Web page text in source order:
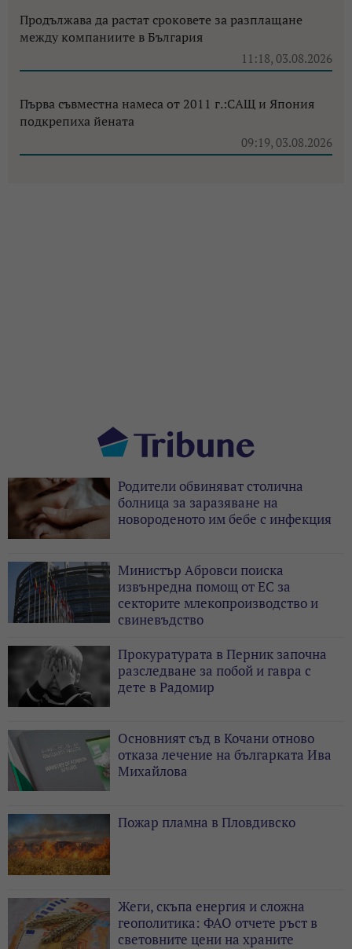
Продължава да растат сроковете за разплащане
между компаниите в България
11:18, 03.08.2026
Първа съвместна намеса от 2011 г.:САЩ и Япония
подкрепиха йената
09:19, 03.08.2026
Родители обвиняват столична
болница за заразяване на
новороденото им бебе с инфекция
Министър Абровси поиска
извънредна помощ от ЕС за
секторите млекопроизводство и
свиневъдство
Прокуратурата в Перник започна
разследване за побой и гавра с
дете в Радомир
Основният съд в Кочани отново
отказа лечение на българката Ива
Михайлова
Пожар пламна в Пловдивско
Жеги, скъпа енергия и сложна
геополитика: ФАО отчете ръст в
световните цени на храните